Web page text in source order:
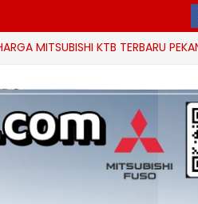
KTB TERBARU PEKANBARU RIAU